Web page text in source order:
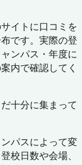
イトに口コミを
です。実際の登
ンパス・年度に
内で確認してく
十分に集まって
パスによって変
校日数や会場、